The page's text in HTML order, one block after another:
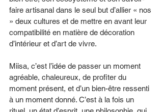
faire artisanal dans le seul but d’allier « nos
» deux cultures et de mettre en avant leur
compatibilité en matière de décoration
d’intérieur et d’art de vivre.
Miisa, c’est l’idée de passer un moment
agréable, chaleureux, de profiter du
moment présent, et d’un bien-être ressenti
à un moment donné. C’est à la fois un